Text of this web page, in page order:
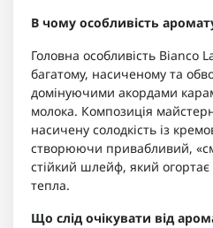
В чому особливість
Головна особливість Bianco
багатому, насиченому та
домінуючими акордами
молока. Композиція
насичену солодкість із
створюючи привабливий,
стійкий шлейф, який
тепла.
Що слід очікувати від